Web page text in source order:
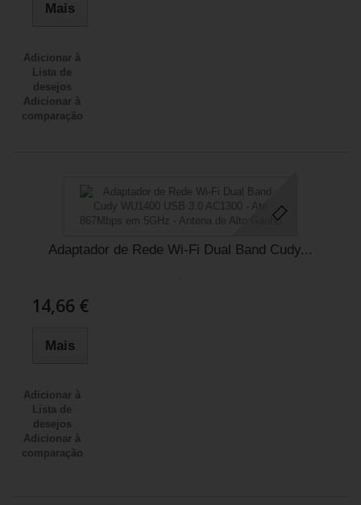
Mais
Adicionar à
Lista de
desejos
Adicionar à
comparação
Adaptador de Rede Wi-Fi Dual Band Cudy...
14,66 €
Mais
Adicionar à
Lista de
desejos
Adicionar à
comparação